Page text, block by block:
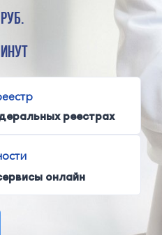
реестрах
онлайн